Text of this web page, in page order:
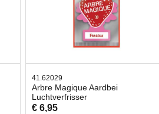
41.62029
Arbre Magique Aardbei
Luchtverfrisser
€ 6,95